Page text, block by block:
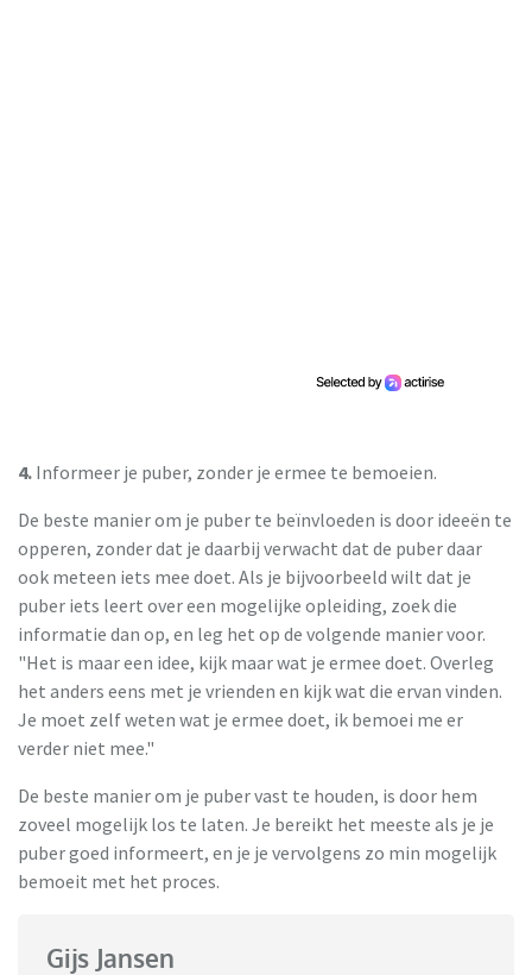
4. Informeer je puber, zonder je ermee te bemoeien.
De beste manier om je puber te beïnvloeden is door ideeën te
opperen, zonder dat je daarbij verwacht dat de puber daar
ook meteen iets mee doet. Als je bijvoorbeeld wilt dat je
puber iets leert over een mogelijke opleiding, zoek die
informatie dan op, en leg het op de volgende manier voor.
"Het is maar een idee, kijk maar wat je ermee doet. Overleg
het anders eens met je vrienden en kijk wat die ervan vinden.
Je moet zelf weten wat je ermee doet, ik bemoei me er
verder niet mee."
De beste manier om je puber vast te houden, is door hem
zoveel mogelijk los te laten. Je bereikt het meeste als je je
puber goed informeert, en je je vervolgens zo min mogelijk
bemoeit met het proces.
Gijs Jansen